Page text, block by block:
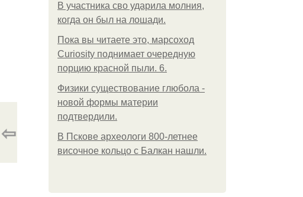
В участника сво ударила молния,
когда он был на лошади.
Пока вы читаете это, марсоход
Curiosity поднимает очередную
порцию красной пыли. 6.
Физики существование глюбола -
новой формы материи
подтвердили.
В Пскове археологи 800-летнее
височное кольцо с Балкан нашли.
⇦